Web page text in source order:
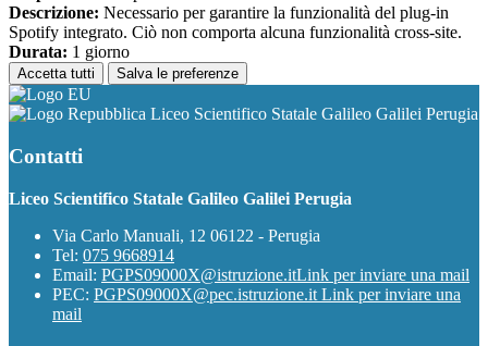
Descrizione: Necessario per garantire la funzionalità del plug-in
Spotify integrato. Ciò non comporta alcuna funzionalità cross-site.
Durata: 1 giorno
Accetta tutti Salva le preferenze
Liceo Scientifico Statale Galileo Galilei Perugia
Contatti
Liceo Scientifico Statale Galileo Galilei Perugia
Via Carlo Manuali, 12 06122 - Perugia
Tel: 075 9668914
Email: PGPS09000X@istruzione.itLink per inviare una mail
PEC: PGPS09000X@pec.istruzione.it Link per inviare una
mail